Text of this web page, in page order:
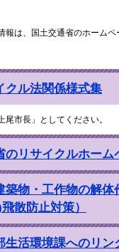
報は、国土交通省のホームペ
クル法関係様式集
市長」としてください。
リサイクルホーム
物・工作物の解体
散防止対策）
活環境課へのリン